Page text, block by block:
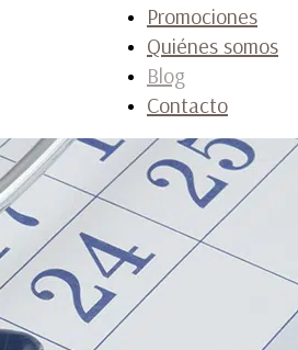
Promociones
Quiénes somos
Blog
Contacto